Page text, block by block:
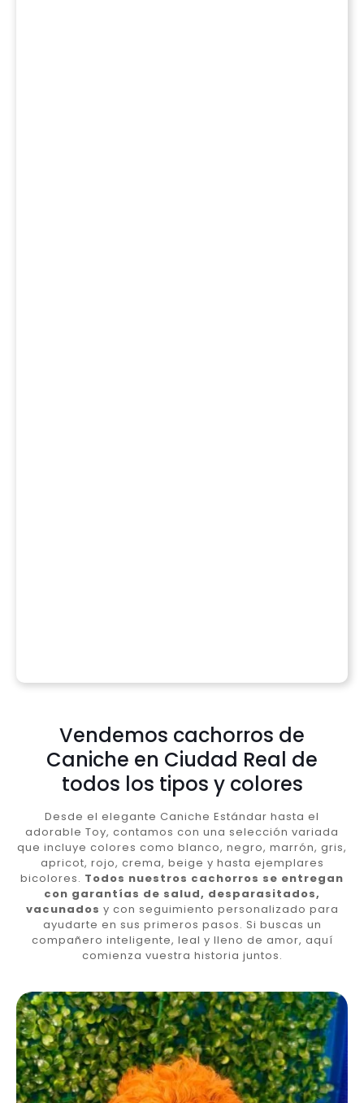
Vendemos cachorros de
Caniche en Ciudad Real de
todos los tipos y colores
Desde el elegante Caniche Estándar hasta el
adorable Toy, contamos con una selección variada
que incluye colores como blanco, negro, marrón, gris,
apricot, rojo, crema, beige y hasta ejemplares
bicolores. Todos nuestros cachorros se entregan
con garantías de salud, desparasitados,
vacunados y con seguimiento personalizado para
ayudarte en sus primeros pasos. Si buscas un
compañero inteligente, leal y lleno de amor, aquí
comienza vuestra historia juntos.